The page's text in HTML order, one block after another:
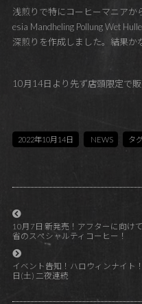
浅煎りで特にコーヒーマニアか
esia Mandheling Pollung Wet
深煎りを作成しました。結果か
10月14日より先ず店頭限定で販
2022年10月14日 NEWS タ
10月7日 新発売！アフターに向け
省のスぺシャルティコーヒー！
イベント告知！ハロウィンナイト
日(土) 二夜連続